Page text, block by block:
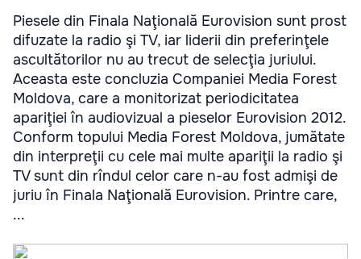
Piesele din Finala Naţională Eurovision sunt prost
difuzate la radio şi TV, iar liderii din preferinţele
ascultătorilor nu au trecut de selecţia juriului.
Aceasta este concluzia Companiei Media Forest
Moldova, care a monitorizat periodicitatea
apariţiei în audiovizual a pieselor Eurovision 2012.
Conform topului Media Forest Moldova, jumătate
din interpreţii cu cele mai multe apariţii la radio şi
TV sunt din rîndul celor care n-au fost admişi de
juriu în Finala Naţională Eurovision. Printre care,
...